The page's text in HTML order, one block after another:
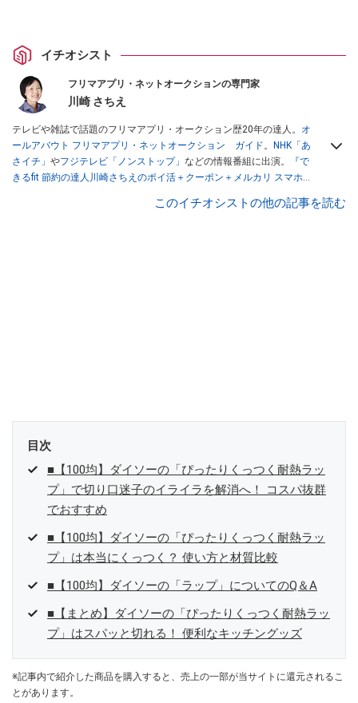
イチオシスト
フリマアプリ・ネットオークションの専門家
川崎 さちえ
テレビや雑誌で話題のフリマアプリ・オークション歴20年の達人。 オ
ールアバウト フリマアプリ・ネットオークション ガイド。
NHK「あ
さイチ」 やフジテレビ「ノンストップ」 などの情報番組に出演。
『で
きるfit 節約の達人川崎さちえのポイ活＋クーポン＋メルカリ スマホで
スマホ1つでスキマ時間に効率的に稼ぐ！』（翔泳社刊） ほか著書多
このイチオシストの他の記事を読む
目次
■【100均】ダイソーの「ぴったりくっつく耐熱ラッ
プ」で切り口迷子のイライラを解消へ！ コスパ抜群
でおすすめ
■【100均】ダイソーの「ぴったりくっつく耐熱ラッ
プ」は本当にくっつく？ 使い方と材質比較
■【100均】ダイソーの「ラップ」についてのQ＆A
■【まとめ】ダイソーの「ぴったりくっつく耐熱ラッ
プ」はスパッと切れる！ 便利なキッチングッズ
※記事内で紹介した商品を購入すると、売上の一部が当サイトに還元されるこ
とがあります。